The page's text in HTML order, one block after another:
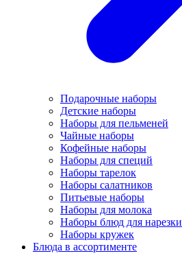
Подарочные наборы
Детские наборы
Наборы для пельменей
Чайные наборы
Кофейные наборы
Наборы для специй
Наборы тарелок
Наборы салатников
Питьевые наборы
Наборы для молока
Наборы блюд для нарезки
Наборы кружек
Блюда в ассортименте